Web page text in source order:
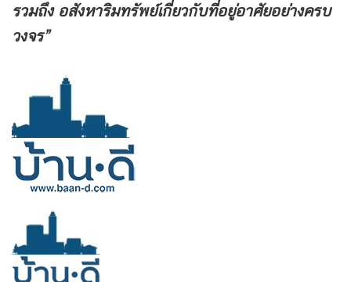
รวมถึง อสังหาริมทรัพย์เกี่ยวกับที่อยู่อาศัยอย่างครบ
วงจร”